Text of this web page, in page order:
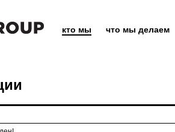
кто мы что мы делаем